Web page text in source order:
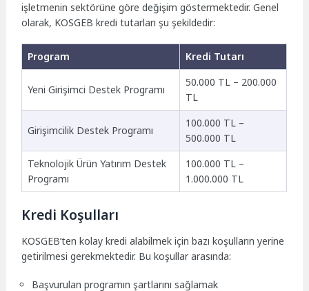
işletmenin sektörüne göre değişim göstermektedir. Genel
olarak, KOSGEB kredi tutarları şu şekildedir:
Program Kredi Tutarı
Yeni Girişimci Destek Programı
50.000 TL – 200.000
TL
Girişimcilik Destek Programı
100.000 TL –
500.000 TL
Teknolojik Ürün Yatırım Destek
Programı
100.000 TL –
1.000.000 TL
Kredi Koşulları
KOSGEB’ten kolay kredi alabilmek için bazı koşulların yerine
getirilmesi gerekmektedir. Bu koşullar arasında:
Başvurulan programın şartlarını sağlamak